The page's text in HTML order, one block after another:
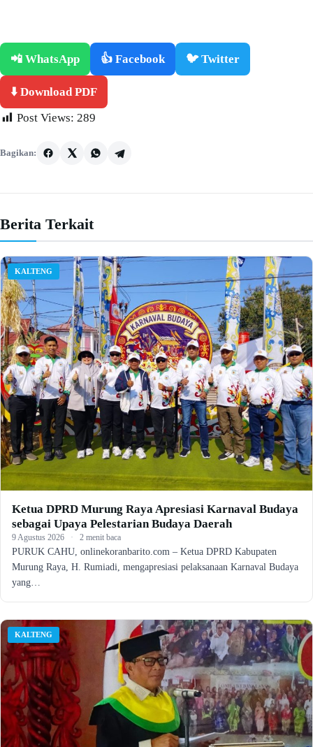
📲 WhatsApp 👍 Facebook 🐦 Twitter
⬇️ Download PDF
Post Views: 289
Bagikan:
Berita Terkait
KALTENG
Ketua DPRD Murung Raya Apresiasi Karnaval Budaya
sebagai Upaya Pelestarian Budaya Daerah
9 Agustus 2026 · 2 menit baca
PURUK CAHU, onlinekoranbarito.com – Ketua DPRD Kabupaten
Murung Raya, H. Rumiadi, mengapresiasi pelaksanaan Karnaval Budaya
yang…
KALTENG